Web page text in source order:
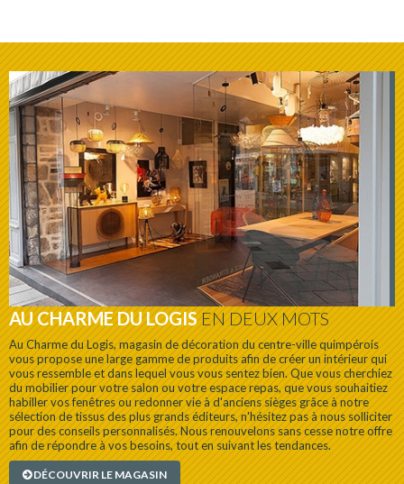
AU CHARME DU LOGISEN DEUX MOTS
Au Charme du Logis, magasin de décoration du centre-ville quimpérois
vous propose une large gamme de produits afin de créer un intérieur qui
vous ressemble et dans lequel vous vous sentez bien. Que vous cherchiez
du mobilier pour votre salon ou votre espace repas, que vous souhaitiez
habiller vos fenêtres ou redonner vie à d'anciens sièges grâce à notre
sélection de tissus des plus grands éditeurs, n'hésitez pas à nous solliciter
pour des conseils personnalisés. Nous renouvelons sans cesse notre offre
afin de répondre à vos besoins, tout en suivant les tendances.
DÉCOUVRIR LE MAGASIN